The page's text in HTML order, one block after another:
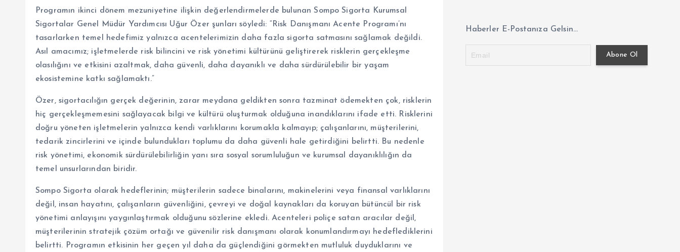
Programın ikinci dönem mezuniyetine ilişkin değerlendirmelerde bulunan Sompo Sigorta Kurumsal
Sigortalar Genel Müdür Yardımcısı Uğur Özer şunları söyledi: “Risk Danışmanı Acente Programı’nı
tasarlarken temel hedefimiz yalnızca acentelerimizin daha fazla sigorta satmasını sağlamak değildi.
Asıl amacımız; işletmelerde risk bilincini ve risk yönetimi kültürünü geliştirerek risklerin gerçekleşme
olasılığını ve etkisini azaltmak, daha güvenli, daha dayanıklı ve daha sürdürülebilir bir yaşam
ekosistemine katkı sağlamaktı.”
Özer, sigortacılığın gerçek değerinin, zarar meydana geldikten sonra tazminat ödemekten çok, risklerin
hiç gerçekleşmemesini sağlayacak bilgi ve kültürü oluşturmak olduğuna inandıklarını ifade etti. Risklerini
doğru yöneten işletmelerin yalnızca kendi varlıklarını korumakla kalmayıp; çalışanlarını, müşterilerini,
tedarik zincirlerini ve içinde bulundukları toplumu da daha güvenli hale getirdiğini belirtti. Bu nedenle
risk yönetimi, ekonomik sürdürülebilirliğin yanı sıra sosyal sorumluluğun ve kurumsal dayanıklılığın da
temel unsurlarından biridir.
Sompo Sigorta olarak hedeflerinin; müşterilerin sadece binalarını, makinelerini veya finansal varlıklarını
değil, insan hayatını, çalışanların güvenliğini, çevreyi ve doğal kaynakları da koruyan bütüncül bir risk
yönetimi anlayışını yaygınlaştırmak olduğunu sözlerine ekledi. Acenteleri poliçe satan aracılar değil,
müşterilerinin stratejik çözüm ortağı ve güvenilir risk danışmanı olarak konumlandırmayı hedeflediklerini
belirtti. Programın etkisinin her geçen yıl daha da güçlendiğini görmekten mutluluk duyduklarını ve
Haberler E-Postanıza Gelsin...